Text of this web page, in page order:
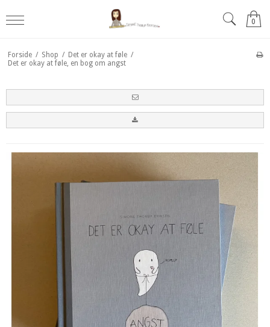
0
Forside / Shop / Det er okay at føle /
Det er okay at føle, en bog om angst